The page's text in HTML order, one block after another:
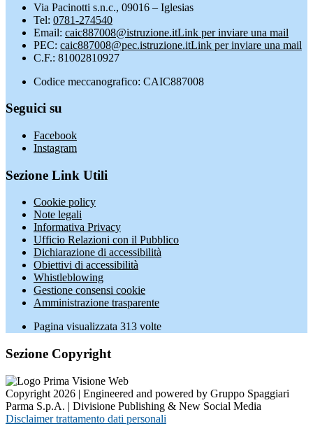
Via Pacinotti s.n.c., 09016 – Iglesias
Tel: 0781-274540
Email: caic887008@istruzione.itLink per inviare una mail
PEC: caic887008@pec.istruzione.itLink per inviare una mail
C.F.: 81002810927
Codice meccanografico: CAIC887008
Seguici su
Facebook
Instagram
Sezione Link Utili
Cookie policy
Note legali
Informativa Privacy
Ufficio Relazioni con il Pubblico
Dichiarazione di accessibilità
Obiettivi di accessibilità
Whistleblowing
Gestione consensi cookie
Amministrazione trasparente
Pagina visualizzata 313 volte
Sezione Copyright
Copyright 2026 | Engineered and powered by Gruppo Spaggiari
Parma S.p.A. | Divisione Publishing & New Social Media
Disclaimer trattamento dati personali